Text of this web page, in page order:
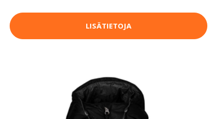
LISÄTIETOJA